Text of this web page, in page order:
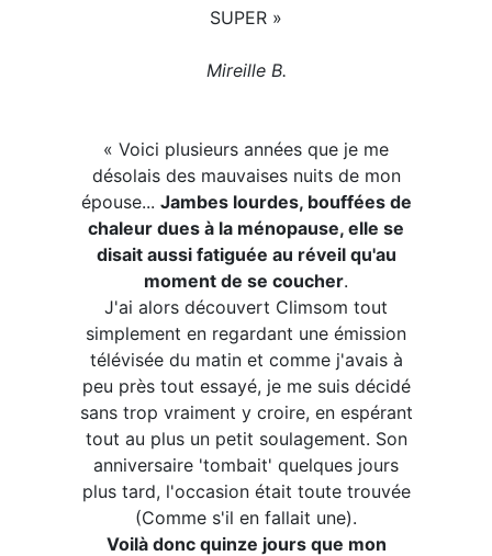
SUPER » ​​
Mireille B.
« Voici plusieurs années que je me
désolais des mauvaises nuits de mon
épouse... Jambes lourdes, bouffées de
chaleur dues à la ménopause, elle se
disait aussi fatiguée au réveil qu'au
moment de se coucher.
J'ai alors découvert Climsom tout
simplement en regardant une émission
télévisée du matin et comme j'avais à
peu près tout essayé, je me suis décidé
sans trop vraiment y croire, en espérant
tout au plus un petit soulagement. Son
anniversaire 'tombait' quelques jours
plus tard, l'occasion était toute trouvée
(Comme s'il en fallait une).
Voilà donc quinze jours que mon